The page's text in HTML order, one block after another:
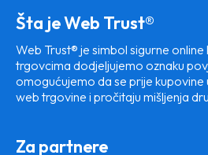
Šta je Web Trust®
Web Trust® je simbol sigurne
trgovcima dodjeljujemo oznaku
omogućujemo da se prije kupovine
web trgovine i pročitaju mišljenja
Za partnere